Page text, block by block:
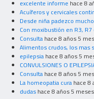
excelente informe hace 8
Acuíferos y cervicales
Desde niña padezco
Con moxibustión en R3, R7
Consulta hace 8 años 5
Alimentos crudos, los mas
epilepsia hace 8 años 5
CONVULSIONES O
Consulta hace 8 años 5
La homeopatia cura hace 8
dudas hace 8 años 5 meses